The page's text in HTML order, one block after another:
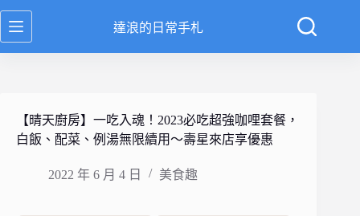
跳
至
達浪的日常手札
【晴天廚房】一吃入魂！2023必吃超強咖哩套餐，
白飯、配菜、例湯無限續用～壽星來店享優惠
2022 年 6 月 4 日 美食趣